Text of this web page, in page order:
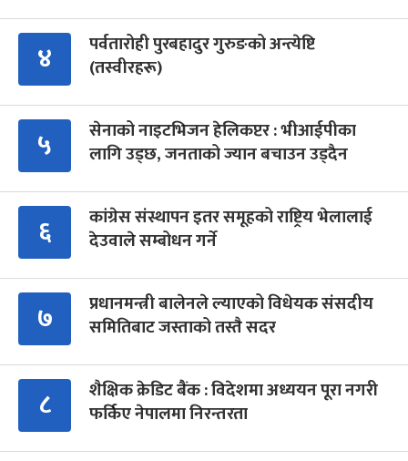
४
पर्वतारोही पुरबहादुर गुरुङको अन्त्येष्टि
(तस्वीरहरू)
५
सेनाको नाइटभिजन हेलिकप्टर : भीआईपीका
लागि उड्छ, जनताको ज्यान बचाउन उड्दैन
६
कांग्रेस संस्थापन इतर समूहको राष्ट्रिय भेलालाई
देउवाले सम्बोधन गर्ने
७
प्रधानमन्त्री बालेनले ल्याएको विधेयक संसदीय
समितिबाट जस्ताको तस्तै सदर
८
शैक्षिक क्रेडिट बैंक : विदेशमा अध्ययन पूरा नगरी
फर्किए नेपालमा निरन्तरता